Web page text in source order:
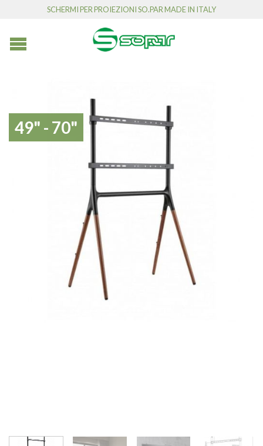
SCHERMI PER PROIEZIONI SO.PAR MADE IN ITALY
49" - 70"